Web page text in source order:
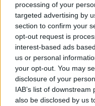
processing of your
targeted advertising by
section to confirm your
opt-out request is
interest-based ads
us or personal
your opt-out. You may
disclosure of your
IAB’s list of
also be disclosed by us
Susiję